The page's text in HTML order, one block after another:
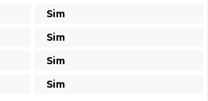
Sim
Sim
Sim
Sim